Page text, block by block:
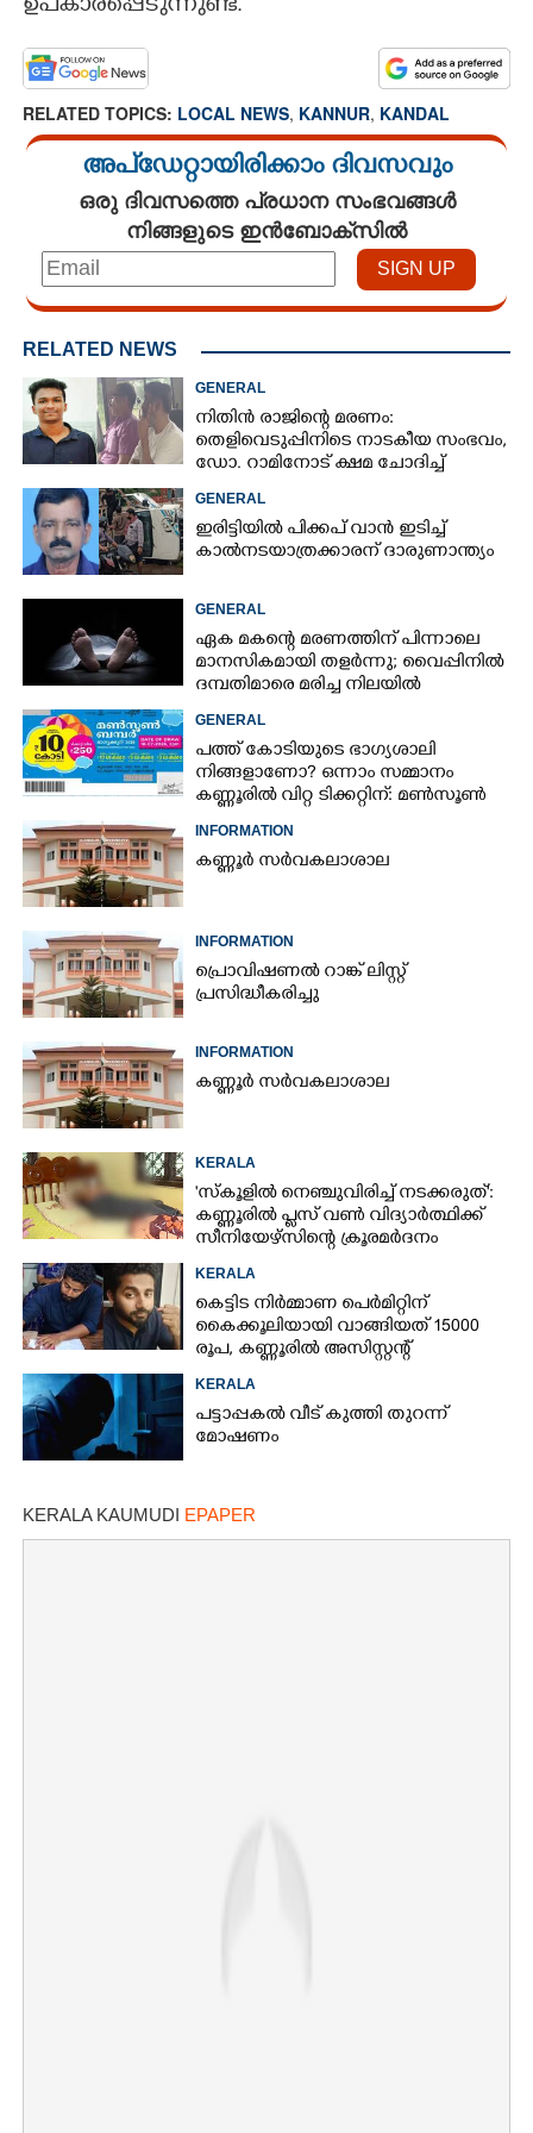
ഉപകാരപ്പെടുന്നുണ്ട്.
RELATED TOPICS: LOCAL NEWS, KANNUR, KANDAL
അപ്ഡേറ്റായിരിക്കാം ദിവസവും
ഒരു ദിവസത്തെ പ്രധാന സംഭവങ്ങൾ
നിങ്ങളുടെ ഇൻബോക്സിൽ
RELATED NEWS
GENERAL
നിതിൻ രാജിന്റെ മരണം:
തെളിവെടുപ്പിനിടെ നാടകീയ സംഭവം,
ഡോ. റാമിനോട് ക്ഷമ ചോദിച്ച്
GENERAL
ഇരിട്ടിയിൽ പിക്കപ് വാൻ ഇടിച്ച്
കാൽനടയാത്രക്കാരന് ദാരുണാന്ത്യം
GENERAL
ഏക മകന്റെ മരണത്തിന് പിന്നാലെ
മാനസികമായി തളർന്നു; വൈപ്പിനിൽ
ദമ്പതിമാരെ മരിച്ച നിലയിൽ
GENERAL
പത്ത് കോടിയുടെ ഭാഗ്യശാലി
നിങ്ങളാണോ? ഒന്നാം സമ്മാനം
കണ്ണൂരിൽ വിറ്റ ടിക്കറ്റിന്: മൺസൂൺ
INFORMATION
കണ്ണൂർ സർവകലാശാല
INFORMATION
പ്രൊവിഷണൽ റാങ്ക് ലിസ്റ്റ്
പ്രസിദ്ധീകരിച്ചു
INFORMATION
കണ്ണൂർ സർവകലാശാല
KERALA
'സ്കൂളിൽ നെഞ്ചുവിരിച്ച് നടക്കരുത്':
കണ്ണൂരിൽ പ്ലസ് വൺ വിദ്യാർത്ഥിക്ക്
സീനിയേഴ്സിന്റെ ക്രൂരമർദനം
KERALA
കെട്ടിട നിർമ്മാണ പെർമിറ്റിന്
കൈക്കൂലിയായി വാങ്ങിയത് 15000
രൂപ,​ കണ്ണൂരിൽ അസിസ്റ്റന്റ്
KERALA
പട്ടാപ്പകൽ വീട് കുത്തി തുറന്ന്
മോഷണം
KERALA KAUMUDI EPAPER